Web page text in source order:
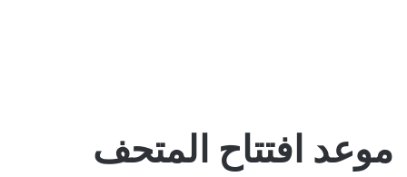
موعد افتتاح المتحف